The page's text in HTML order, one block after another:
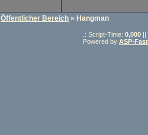
Öffentlicher Bereich » Hangman
.: Script-Time: 0,000 ||
Powered by ASP-